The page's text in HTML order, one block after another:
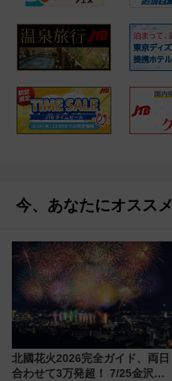
今、あなたにオススメ
北國花火2026完全ガイド、両日
合わせて3万発超！ 7/25金沢大